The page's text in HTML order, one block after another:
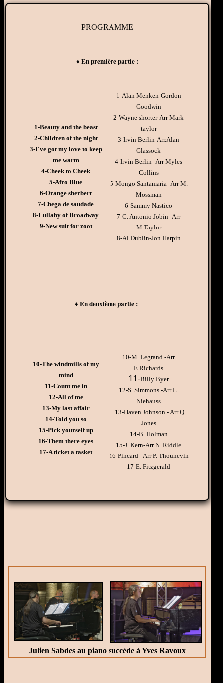
PROGRAMME
♦ En première partie :
1-Beauty and the beast
2-Children of the night
3-I've got my love to keep
me warm
4-Cheek to Cheek
5-Afro Blue
6-Orange sherbert
7-Chega de saudade
8-Lullaby of Broadway
9-New suit for zoot
1-Alan Menken-Gordon
Goodwin
2-Wayne shorter-Arr Mark
taylor
3-Irvin Berlin-Arr.Alan
Glassock
4-Irvin Berlin -Arr Myles
Collins
5-Mongo Santamaria -Arr M.
Mossman
6-Sammy Nastico
7-C. Antonio Jobin -Arr
M.Taylor
8-Al Dublin-Jon Harpin
♦ En deuxième partie :
10-The windmills of my
mind
11-Count me in
12-All of me
13-My last affair
14-Told you so
15-Pick yourself up
16-Them there eyes
17-A ticket a tasket
10-M. Legrand -Arr
E.Richards
11-Billy Byer
12-S. Simmons -Arr L.
Niehauss
13-Haven Johnson - Arr Q.
Jones
14-B. Holman
15-J. Kern-Arr N. Riddle
16-Pincard - Arr P. Thounevin
17-E. Fitzgerald
Julien Sabdes au piano succède à Yves Ravoux